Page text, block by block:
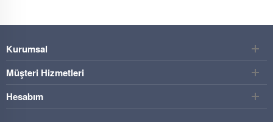
Kurumsal
Müşteri Hizmetleri
Hesabım